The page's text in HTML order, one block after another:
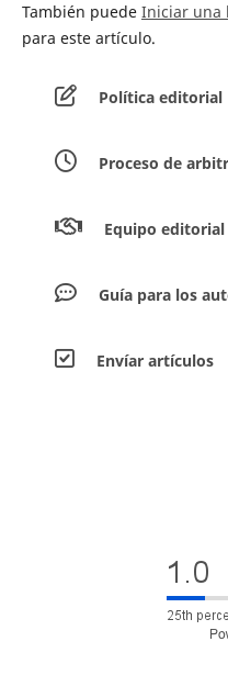
También puede Iniciar una
para este artículo.
Política editorial
Proceso de
Equipo editorial
Guía para los
Envíar artículos